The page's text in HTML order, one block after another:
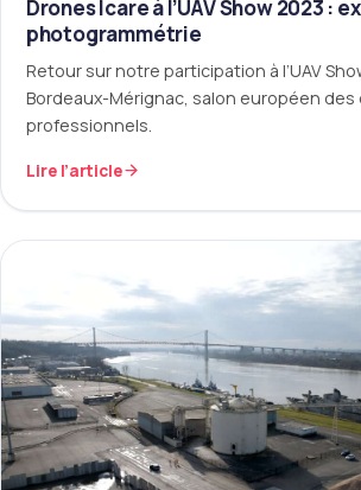
Drones Icare à l’UAV Show 2023 :
photogrammétrie
Retour sur notre participation à l’UAV
Bordeaux-Mérignac, salon européen des
professionnels.
Lire l’article